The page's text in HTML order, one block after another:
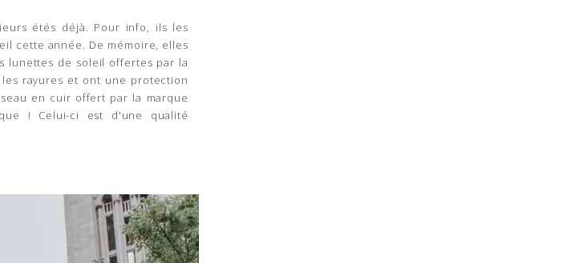
étés déjà. Pour info, ils les
cette année. De mémoire, elles
lunettes de soleil offertes par la
rayures et ont une protection
en cuir offert par la marque
! Celui-ci est d'une qualité